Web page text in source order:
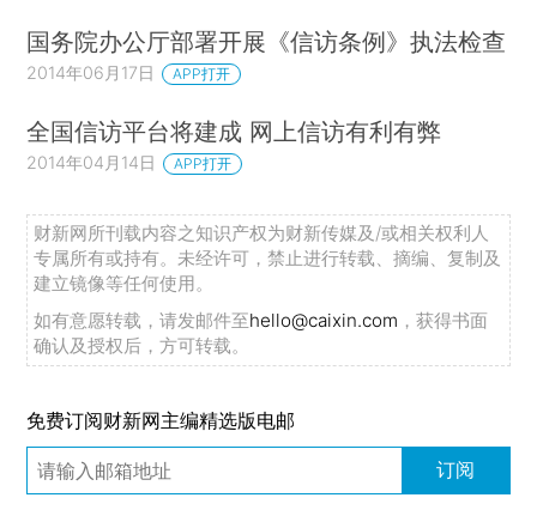
国务院办公厅部署开展《信访条例》执法检查
2014年06月17日 APP打开
全国信访平台将建成 网上信访有利有弊
2014年04月14日 APP打开
财新网所刊载内容之知识产权为财新传媒及/或相关权利人
专属所有或持有。未经许可，禁止进行转载、摘编、复制及
建立镜像等任何使用。
如有意愿转载，请发邮件至hello@caixin.com ，获得书面
确认及授权后，方可转载。
免费订阅财新网主编精选版电邮
订阅